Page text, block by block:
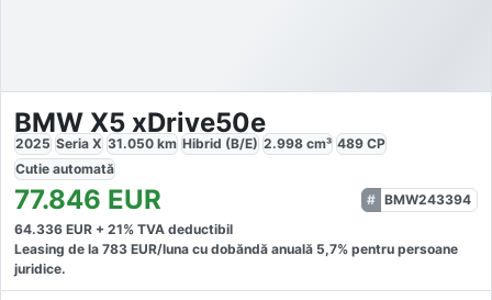
BMW X5 xDrive50e
2025 Seria X 31.050 km Hibrid (B/E) 2.998 cm³ 489 CP
Cutie automată
77.846 EUR
BMW243394
64.336 EUR + 21% TVA deductibil
Leasing de la 783 EUR/luna cu dobăndă anuală 5,7% pentru persoane
juridice.